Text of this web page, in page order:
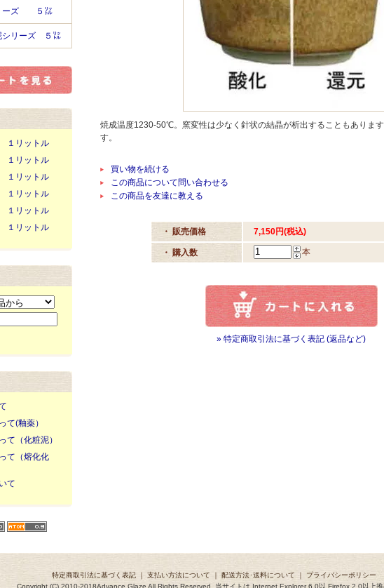
ーズ ５㍑
シリーズ ５㍑
リットル
リットル
リットル
リットル
リットル
リットル
て(釉薬）
て（化粧泥）
て（熔化化
て
焼成温度1230-50℃。窯変性は少なく針状の結晶が析出することもありま
す。
買い物を続ける
この商品について問い合わせる
この商品を友達に教える
・ 販売価格 7,150円(税込)
・ 購入数 本
» 特定商取引法に基づく表記 (返品など)
特定商取引法に基づく表記 ｜ 支払い方法について ｜ 配送方法･送料について ｜ プライバシーポリシー
Copyright (C) 2010-2018Advance Glaze All Rights Reserved. 当サイトは Internet Explorer 6.0以 Firefox 2.0以上推